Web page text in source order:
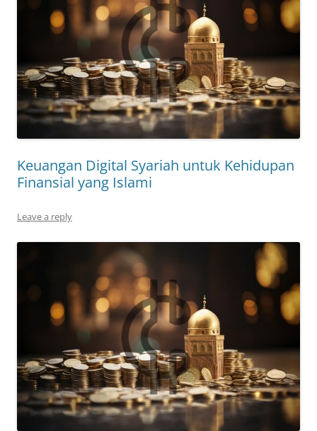
Keuangan Digital Syariah untuk Kehidupan
Finansial yang Islami
Leave a reply